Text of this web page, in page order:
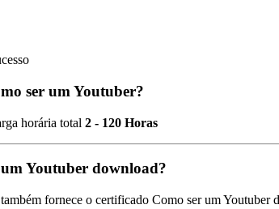
ser um Youtuber?
horária total 2 - 120 Horas
Youtuber download?
fornece o certificado Como ser um